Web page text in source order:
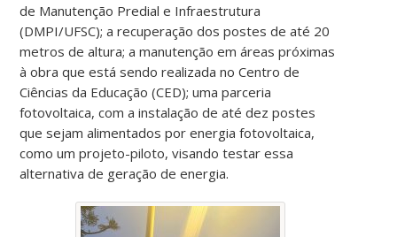
de Manutenção Predial e Infraestrutura
(DMPI/UFSC); a recuperação dos postes de até 20
metros de altura; a manutenção em áreas próximas
à obra que está sendo realizada no Centro de
Ciências da Educação (CED); uma parceria
fotovoltaica, com a instalação de até dez postes
que sejam alimentados por energia fotovoltaica,
como um projeto-piloto, visando testar essa
alternativa de geração de energia.